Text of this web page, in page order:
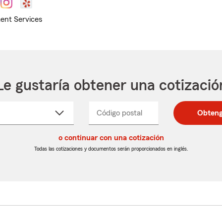
Services
gustaría obtener una
Código postal
postal
de
postal
de
_____
o continuar con una cotización
Todas las cotizaciones y documentos serán proporcionados en inglés.